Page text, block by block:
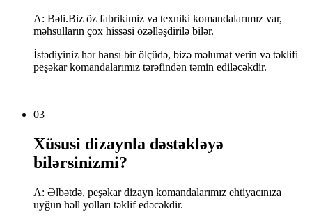
A: Bəli.Biz öz fabrikimiz və texniki komandalarımız var,
məhsulların çox hissəsi özəlləşdirilə bilər.
İstədiyiniz hər hansı bir ölçüdə, bizə məlumat verin və təklifi
peşəkar komandalarımız tərəfindən təmin ediləcəkdir.
03
Xüsusi dizaynla dəstəkləyə
bilərsinizmi?
A: Əlbətdə, peşəkar dizayn komandalarımız ehtiyacınıza
uyğun həll yolları təklif edəcəkdir.